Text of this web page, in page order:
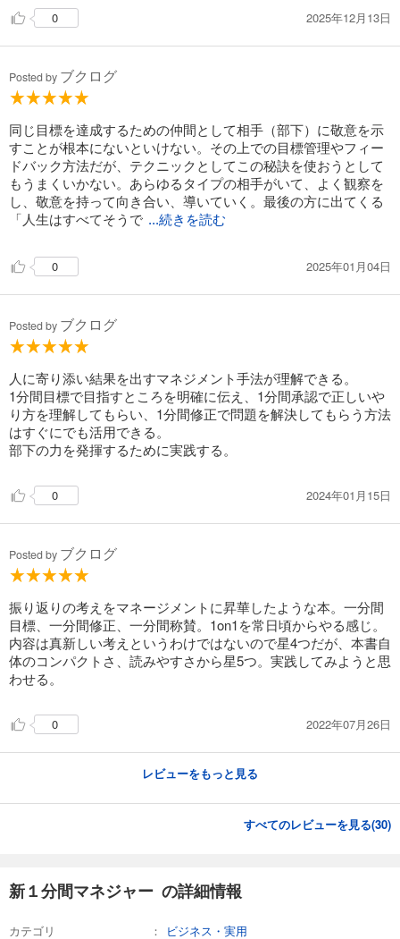
0 2025年12月13日
Posted by ブクログ
同じ目標を達成するための仲間として相手（部下）に敬意を示
すことが根本にないといけない。その上での目標管理やフィー
ドバック方法だが、テクニックとしてこの秘訣を使おうとして
もうまくいかない。あらゆるタイプの相手がいて、よく観察を
し、敬意を持って向き合い、導いていく。最後の方に出てくる
「人生はすべてそうで ...続きを読む
0 2025年01月04日
Posted by ブクログ
人に寄り添い結果を出すマネジメント手法が理解できる。
1分間目標で目指すところを明確に伝え、1分間承認で正しいや
り方を理解してもらい、1分間修正で問題を解決してもらう方法
はすぐにでも活用できる。
部下の力を発揮するために実践する。
0 2024年01月15日
Posted by ブクログ
振り返りの考えをマネージメントに昇華したような本。一分間
目標、一分間修正、一分間称賛。1on1を常日頃からやる感じ。
内容は真新しい考えというわけではないので星4つだが、本書自
体のコンパクトさ、読みやすさから星5つ。実践してみようと思
わせる。
0 2022年07月26日
レビューをもっと見る
すべてのレビューを見る(30)
新１分間マネジャー の詳細情報
カテゴリ
ビジネス・実用